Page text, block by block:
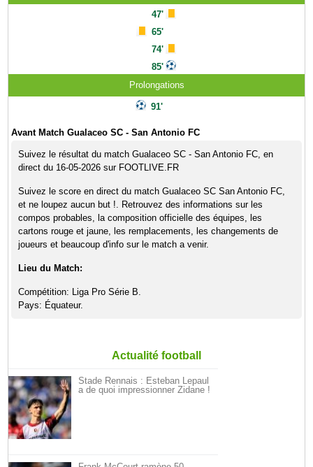
47'
65'
74'
85'
Prolongations
91'
Avant Match Gualaceo SC - San Antonio FC
Suivez le résultat du match Gualaceo SC - San Antonio FC, en
direct du 16-05-2026 sur FOOTLIVE.FR
Suivez le score en direct du match Gualaceo SC San Antonio FC,
et ne loupez aucun but !. Retrouvez des informations sur les
compos probables, la composition officielle des équipes, les
cartons rouge et jaune, les remplacements, les changements de
joueurs et beaucoup d'info sur le match a venir.
Lieu du Match:
Compétition: Liga Pro Série B.
Pays: Équateur.
Actualité football
Stade Rennais : Esteban Lepaul
a de quoi impressionner Zidane !